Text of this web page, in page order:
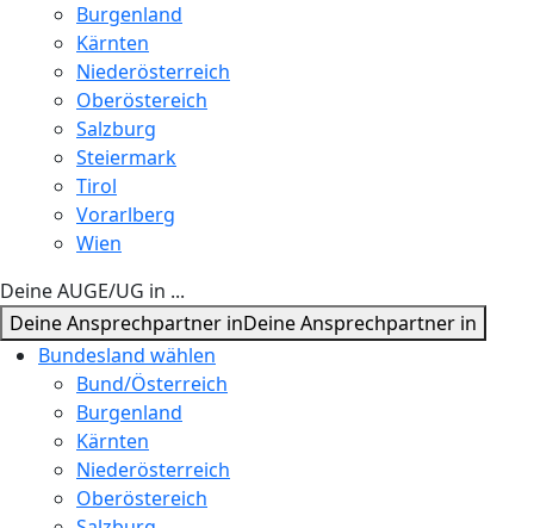
Burgenland
Kärnten
Niederösterreich
Oberöstereich
Salzburg
Steiermark
Tirol
Vorarlberg
Wien
Deine AUGE/UG in ...
Deine Ansprechpartner inDeine Ansprechpartner in
Bundesland wählen
Bund/Österreich
Burgenland
Kärnten
Niederösterreich
Oberöstereich